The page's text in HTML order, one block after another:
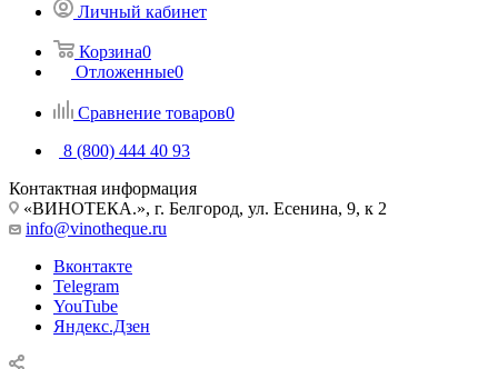
Личный кабинет
Корзина0
Отложенные0
Сравнение товаров0
8 (800) 444 40 93
Контактная информация
«ВИНОТЕКА.», г. Белгород, ул. Есенина, 9, к 2
info@vinotheque.ru
Вконтакте
Telegram
YouTube
Яндекс.Дзен